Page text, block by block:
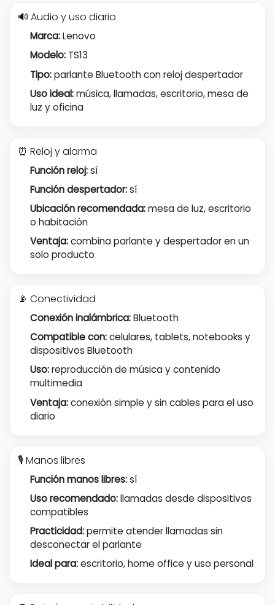
🔊 Audio y uso diario
Marca:Lenovo
Modelo:TS13
Tipo:parlante Bluetooth con reloj despertador
Uso ideal:música, llamadas, escritorio, mesa de
luz y oficina
⏰ Reloj y alarma
Función reloj:sí
Función despertador:sí
Ubicación recomendada:mesa de luz, escritorio
o habitación
Ventaja:combina parlante y despertador en un
solo producto
📡 Conectividad
Conexión inalámbrica:Bluetooth
Compatible con:celulares, tablets, notebooks y
dispositivos Bluetooth
Uso:reproducción de música y contenido
multimedia
Ventaja:conexión simple y sin cables para el uso
diario
🎙️ Manos libres
Función manos libres:sí
Uso recomendado:llamadas desde dispositivos
compatibles
Practicidad:permite atender llamadas sin
desconectar el parlante
Ideal para:escritorio, home office y uso personal